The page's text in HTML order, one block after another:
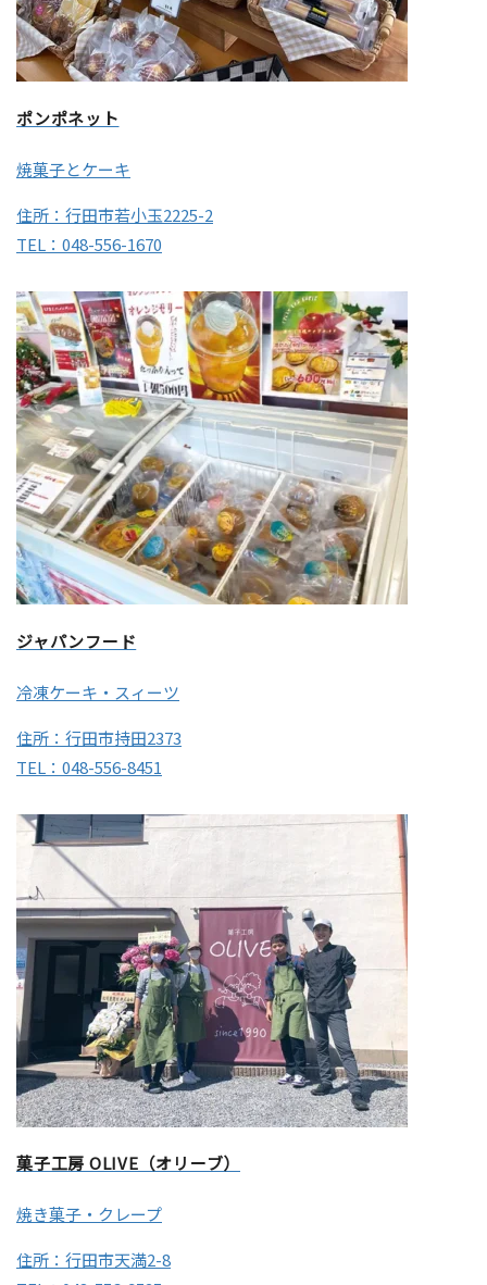
ポンポネット
焼菓子とケーキ
住所：行田市若小玉2225-2
TEL：048-556-1670
ジャパンフード
冷凍ケーキ・スィーツ
住所：行田市持田2373
TEL：048-556-8451
菓子工房 OLIVE（オリーブ）
焼き菓子・クレープ
住所：行田市天満2-8